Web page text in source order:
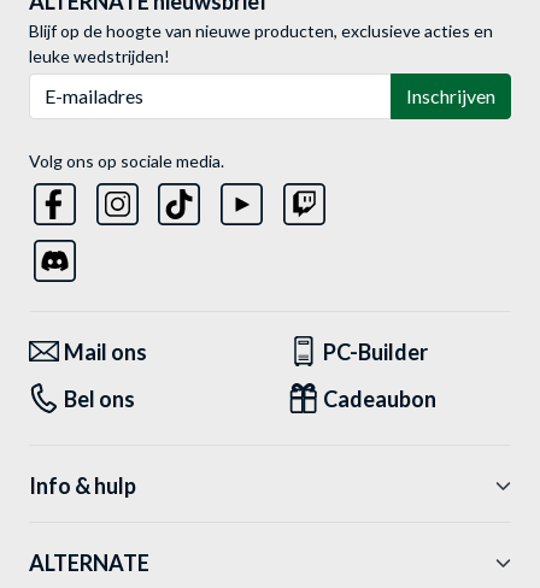
Blijf op de hoogte van nieuwe producten, exclusieve acties en
leuke wedstrijden!
Inschrijven
Volg ons op sociale media.
Mail ons
PC-Builder
Bel ons
Cadeaubon
Info & hulp
ALTERNATE